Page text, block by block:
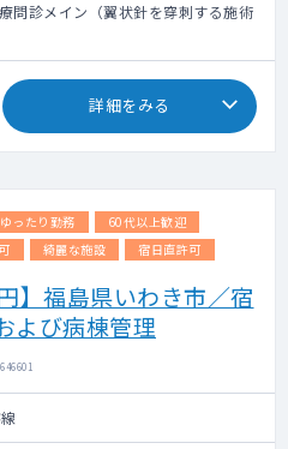
問診メイン（翼状針を穿刺する施術
詳細をみる
ゆったり勤務
60代以上歓迎
綺麗な施設 宿日直許可
】福島県いわき市／宿
よび病棟管理